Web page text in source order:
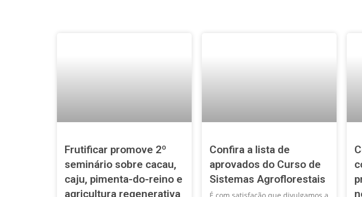
Frutificar promove 2º
seminário sobre cacau,
caju, pimenta-do-reino e
agricultura regenerativa
Confira a lista de
aprovados do Curso de
Sistemas Agroflorestais